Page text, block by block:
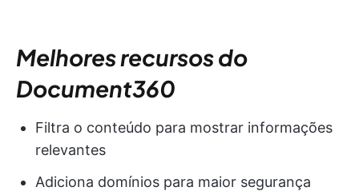
Melhores recursos do
Document360
Filtra o conteúdo para mostrar informações
relevantes
Adiciona domínios para maior segurança